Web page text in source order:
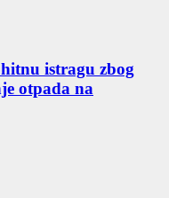
istragu zbog
otpada na